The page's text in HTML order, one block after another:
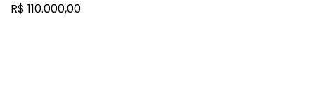
R$ 110.000,00